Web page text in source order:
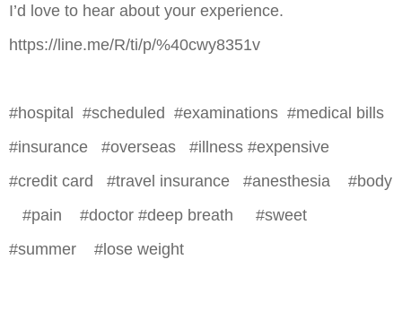
I’d love to hear about your experience.
https://line.me/R/ti/p/%40cwy8351v
#hospital ​ #scheduled ​ #examinations ​ #medical bills ​ ​
#insurance ​ ​ #overseas ​ ​ #illness #expensive
#credit card ​ ​ #travel insurance ​ ​ #anesthesia ​ ​ ​ #body
​ ​ ​ #pain ​ ​ ​ #doctor #deep breath ​ ​ ​ ​ #sweet ​ ​ ​ ​
#summer ​ ​ ​ #lose weight